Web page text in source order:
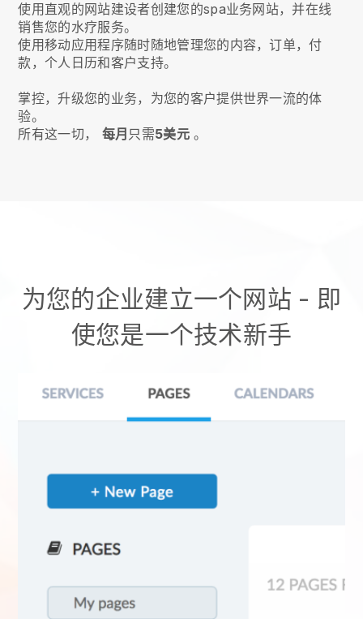
使用直观的网站建设者创建您的spa业务网站，并在线
销售您的水疗服务。
使用移动应用程序随时随地管理您的内容，订单，付
款，个人日历和客户支持。
掌控，升级您的业务，为您的客户提供世界一流的体
验。
所有这一切， 每月 只需5美元。
为您的企业建立一个网站 - 即
使您是一个技术新手